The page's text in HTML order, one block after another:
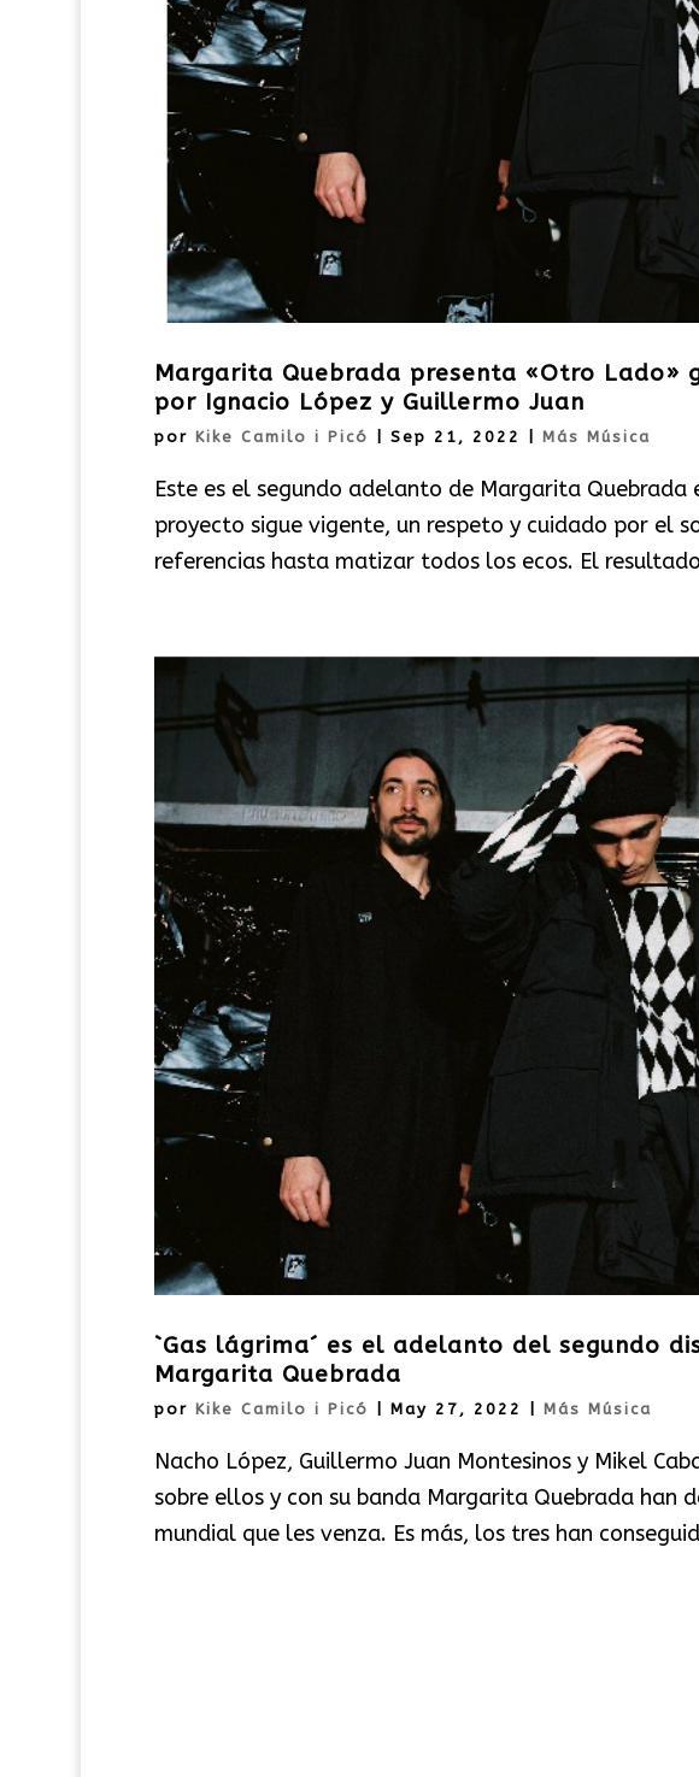
Margarita Quebrada presenta «Otro Lado»
por Ignacio López y Guillermo Juan
por Kike Camilo i Picó Sep 21, 2022 Más Música
Este es el segundo adelanto de Margarita
proyecto sigue vigente, un respeto y cuidado por el
referencias hasta matizar todos los ecos. El
`Gas lágrima´ es el adelanto del segundo
Margarita Quebrada
por Kike Camilo i Picó May 27, 2022 Más Música
Nacho López, Guillermo Juan Montesinos y Mikel
sobre ellos y con su banda Margarita Quebrada han
mundial que les venza. Es más, los tres han